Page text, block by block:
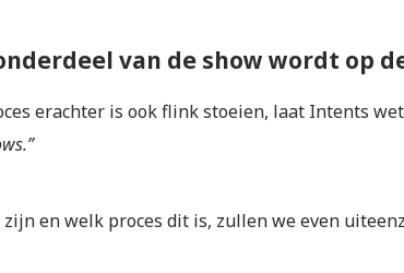
van de show wordt op
erachter is ook flink stoeien, laat Intents
en welk proces dit is, zullen we even